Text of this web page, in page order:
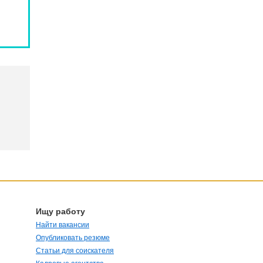
Ищу работу
Найти вакансии
Опубликовать резюме
Статьи для соискателя